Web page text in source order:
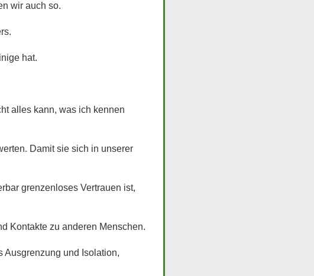
wir auch so.
hat.
alles kann, was ich kennen
Damit sie sich in unserer
grenzenloses Vertrauen ist,
Kontakte zu anderen Menschen.
Ausgrenzung und Isolation,